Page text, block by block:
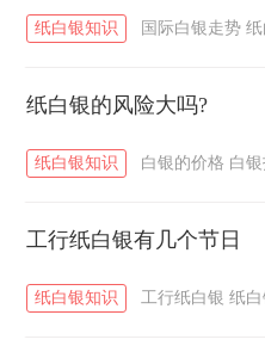
纸白银知识 国际白银走势
纸白银的风险大吗?
纸白银知识 白银的价格 白
工行纸白银有几个节日
纸白银知识 工行纸白银 纸